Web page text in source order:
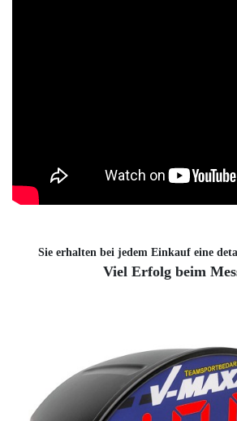
Sie erhalten bei jedem Einkauf eine
Viel Erfolg beim